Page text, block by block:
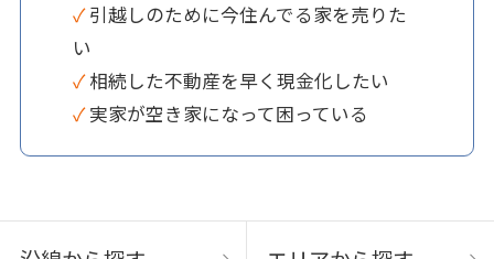
✓ 引越しのために今住んでる家を売りた
い
✓ 相続した不動産を早く現金化したい
✓ 実家が空き家になって困っている